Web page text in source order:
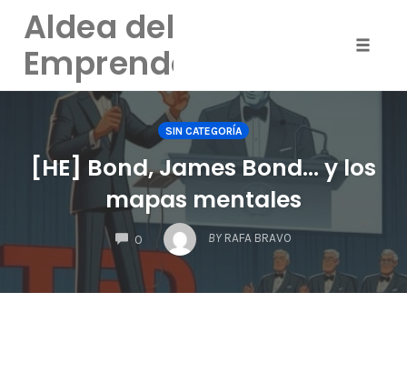
content
Aldea del
Emprendedor
SIN CATEGORÍA
[HE] Bond, James Bond… y los
mapas mentales
0
COMMENTS
BY RAFA BRAVO